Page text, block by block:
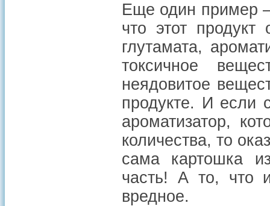
Еще один пример
что этот продукт
глутамата,
токсичное
неядовитое
продукте. И если
ароматизатор,
количества, то
сама картошка
часть! А то, что
вредное.